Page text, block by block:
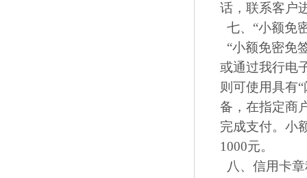
话，联系客户
七、“小额免
“小额免密免
或通过我行电
则可使用具有
备，在指定商
完成支付。小
1000元。
八、信用卡